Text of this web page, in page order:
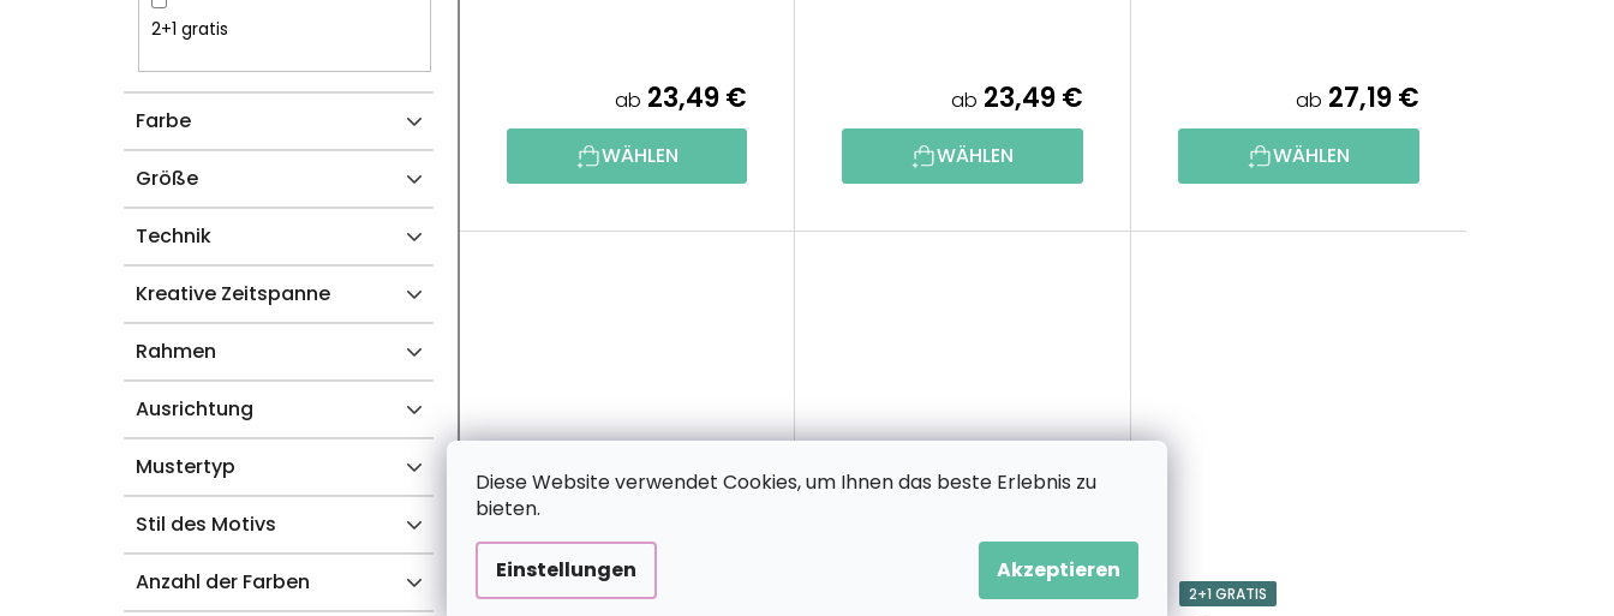
Diese Website verwendet Cookies, um Ihnen das beste Erlebnis zu
bieten.
Einstellungen Akzeptieren
R
U
N
2+1 gratis
Farbe
Größe
Technik
Kreative Zeitspanne
Rahmen
Ausrichtung
Mustertyp
Stil des Motivs
Anzahl der Farben
K
ab 23,49 €
WÄHLEN
ab 23,49 €
WÄHLEN
ab 27,19 €
WÄHLEN
2+1 GRATIS 2+1 GRATIS